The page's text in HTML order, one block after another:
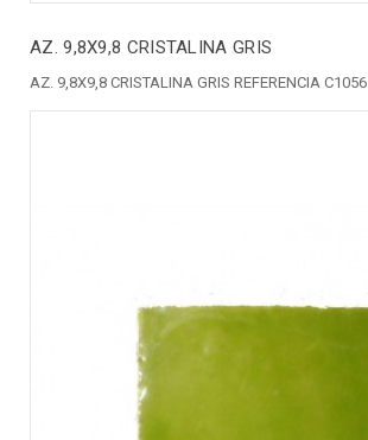
AZ. 9,8X9,8 CRISTALINA GRIS
AZ. 9,8X9,8 CRISTALINA GRIS REFERENCIA C1056